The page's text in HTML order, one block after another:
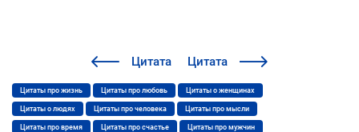
Цитата Цитата
Цитаты про жизнь Цитаты про любовь Цитаты о женщинах
Цитаты о людях Цитаты про человека Цитаты про мысли
Цитаты про время Цитаты про счастье Цитаты про мужчин